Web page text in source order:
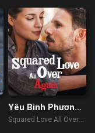
Yêu Bình Phương
Lại Từ Đầu
Squared Love All Over